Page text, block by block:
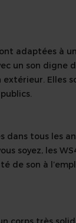
adaptées à
un son digne
extérieur. Elles
dans tous les
soyez, les
de son à